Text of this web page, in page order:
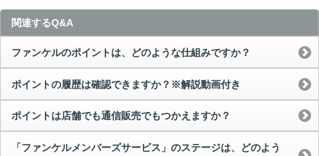
関連するQ&A
ファンケルのポイントは、どのような仕組みですか？
ポイントの履歴は確認できますか？※解説動画付き
ポイントは店舗でも通信販売でもつかえますか？
「ファンケルメンバーズサービス」のステージは、どのよう